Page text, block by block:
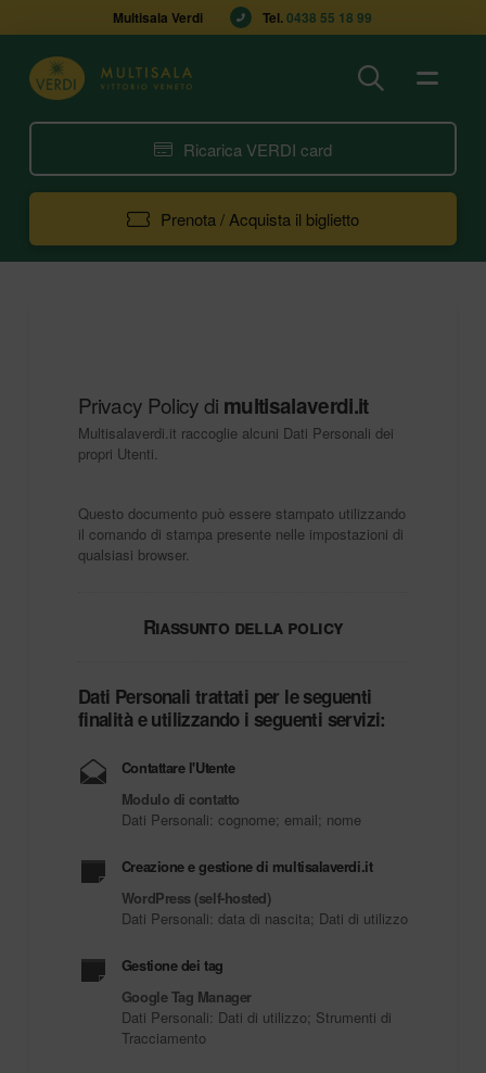
Multisala Verdi Tel. 0438 55 18 99
Ricarica VERDI card
Prenota / Acquista il biglietto
Privacy Policy di multisalaverdi.it
Multisalaverdi.it raccoglie alcuni Dati Personali dei
propri Utenti.
Questo documento può essere stampato utilizzando
il comando di stampa presente nelle impostazioni di
qualsiasi browser.
Riassunto della policy
Dati Personali trattati per le seguenti
finalità e utilizzando i seguenti servizi:
Contattare l'Utente
Modulo di contatto
Dati Personali: cognome; email; nome
Creazione e gestione di multisalaverdi.it
WordPress (self-hosted)
Dati Personali: data di nascita; Dati di utilizzo
Gestione dei tag
Google Tag Manager
Dati Personali: Dati di utilizzo; Strumenti di
Tracciamento